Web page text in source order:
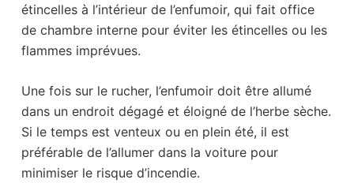
étincelles à l’intérieur de l’enfumoir, qui fait office
de chambre interne pour éviter les étincelles ou les
flammes imprévues.
Une fois sur le rucher, l’enfumoir doit être allumé
dans un endroit dégagé et éloigné de l’herbe sèche.
Si le temps est venteux ou en plein été, il est
préférable de l’allumer dans la voiture pour
minimiser le risque d’incendie.